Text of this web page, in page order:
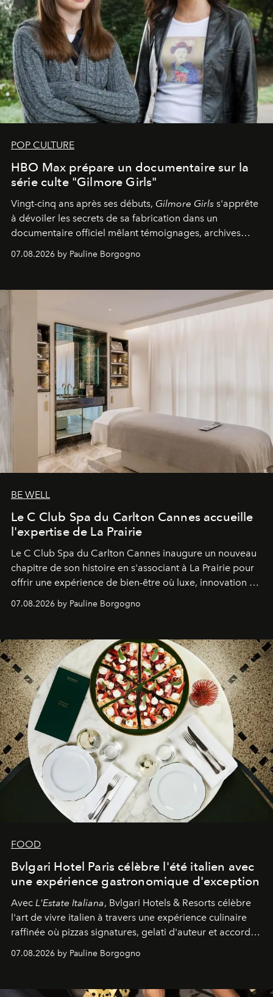
POP CULTURE
HBO Max prépare un documentaire sur la
série culte "Gilmore Girls"
Vingt-cinq ans après ses débuts, Gilmore Girls s'apprête
à dévoiler les secrets de sa fabrication dans un
documentaire officiel mêlant témoignages, archives
inédites et plongée dans les coulisses d'un phénomène
générationnel.
07.08.2026 by Pauline Borgogno
BE WELL
Le C Club Spa du Carlton Cannes accueille
l'expertise de La Prairie
Le C Club Spa du Carlton Cannes inaugure un nouveau
chapitre de son histoire en s'associant à La Prairie pour
offrir une expérience de bien-être où luxe, innovation et
expertise se rencontrent.
07.08.2026 by Pauline Borgogno
FOOD
Bvlgari Hotel Paris célèbre l'été italien avec
une expérience gastronomique d'exception
Avec L'Estate Italiana, Bvlgari Hotels & Resorts célèbre
l'art de vivre italien à travers une expérience culinaire
raffinée où pizzas signatures, gelati d'auteur et accords
d'exception composent un véritable voyage sensoriel.
07.08.2026 by Pauline Borgogno